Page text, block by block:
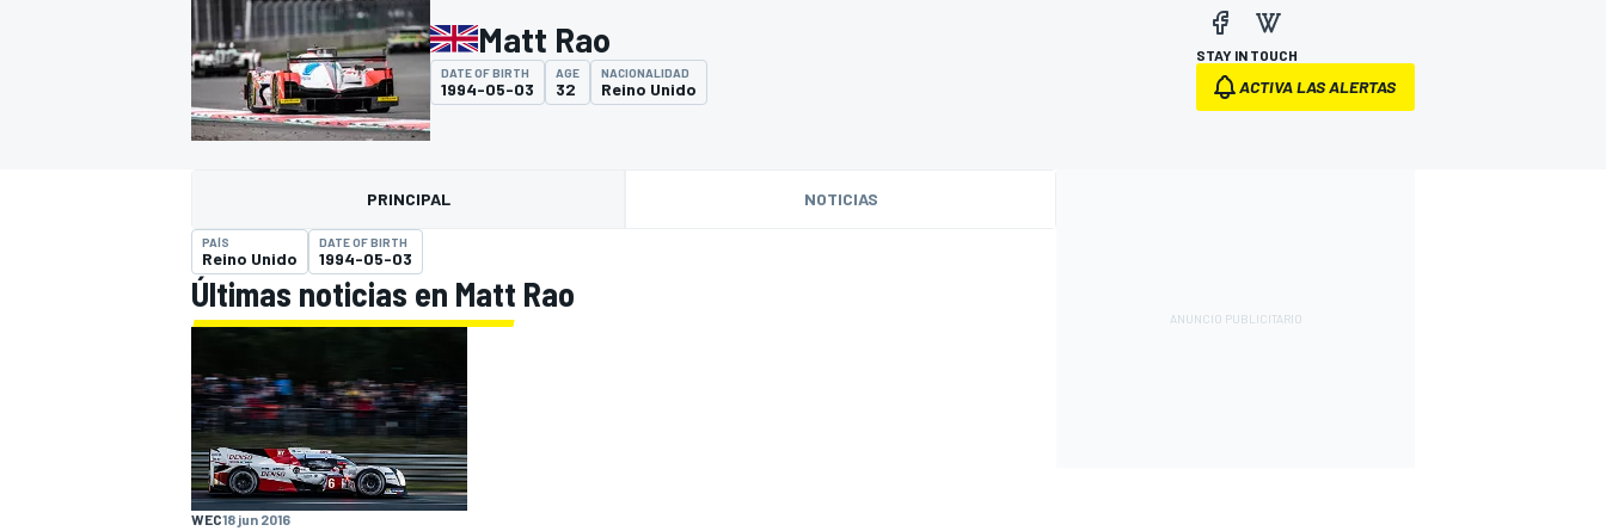
FÓRMULA E MOTO
NASCARINDYCARSPORTSCARRALLYTURISMO
Matt Rao
DATE OF BIRTH
1994-05-03
AGE
32
NACIONALIDAD
Reino Unido
STAY IN TOUCH
ACTIVA LAS ALERTAS
PRINCIPAL NOTICIAS
PAÍS
Reino Unido
DATE OF BIRTH
1994-05-03
Últimas noticias en Matt Rao
WEC18 jun 2016